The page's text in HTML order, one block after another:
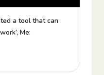
a tool that can
Me: